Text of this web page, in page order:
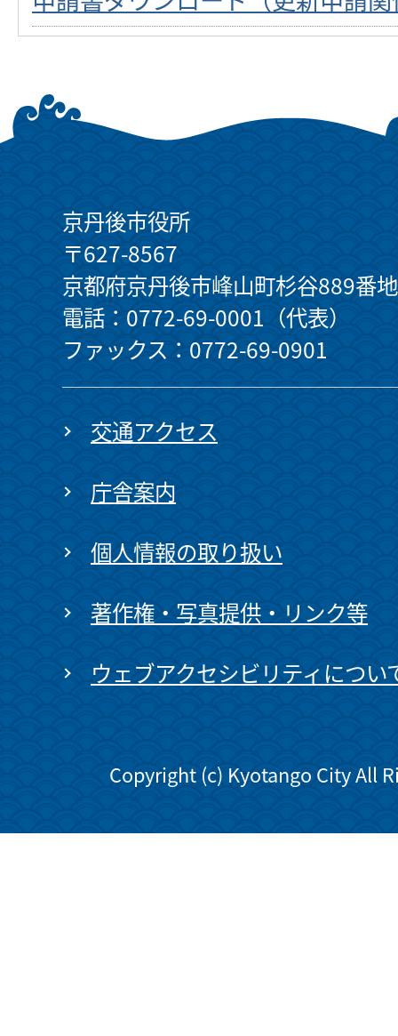
京丹後市役所
〒627-8567
京都府京丹後市峰山町杉谷889番地
電話：0772-69-0001（代表）
ファックス：0772-69-0901
交通アクセス
庁舎案内
個人情報の取り扱い
著作権・写真提供・リンク等
ウェブアクセシビリティについ
Copyright (c) Kyotango City All